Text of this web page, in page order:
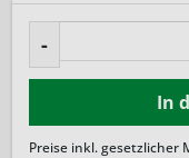
-
In
Preise inkl. gesetzlicher